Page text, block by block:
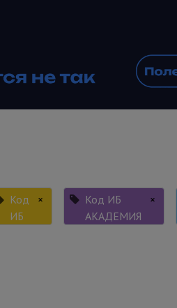
Код
ИБ
×
Код ИБ
АКАДЕМИЯ
×